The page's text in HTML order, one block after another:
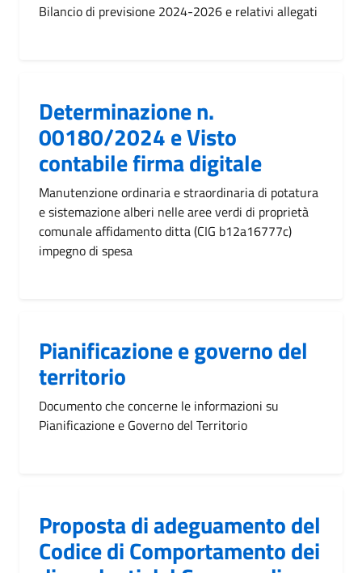
Bilancio di previsione 2024-2026 e relativi allegati
Determinazione n.
00180/2024 e Visto
contabile firma digitale
Manutenzione ordinaria e straordinaria di potatura
e sistemazione alberi nelle aree verdi di proprietà
comunale affidamento ditta (CIG b12a16777c)
impegno di spesa
Pianificazione e governo del
territorio
Documento che concerne le informazioni su
Pianificazione e Governo del Territorio
Proposta di adeguamento del
Codice di Comportamento dei